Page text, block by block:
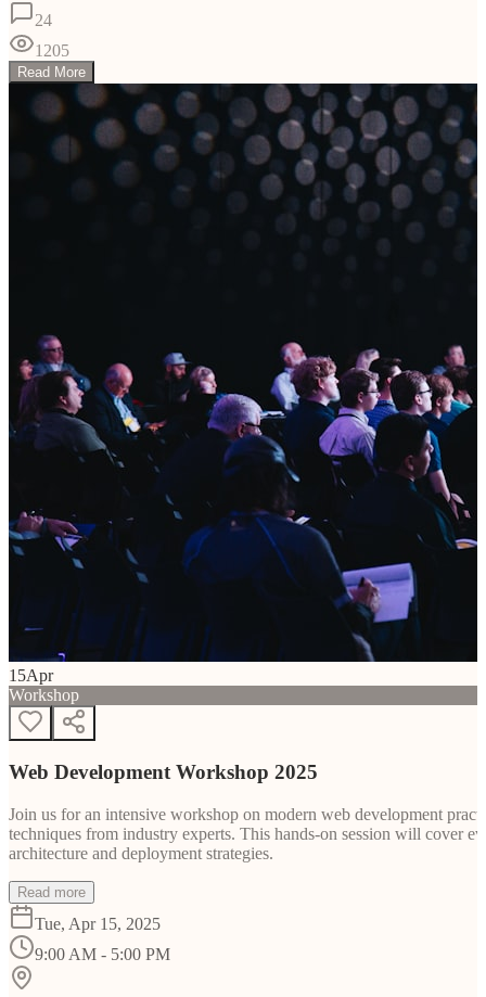
24
1205
Read More
15Apr
Workshop
Web Development Workshop 2025
Join us for an intensive workshop on modern web development
techniques from industry experts. This hands-on session will cover
architecture and deployment strategies.
Read more
Tue, Apr 15, 2025
9:00 AM - 5:00 PM